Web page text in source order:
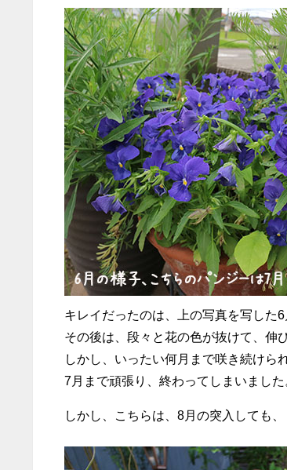
キレイだったのは、上の写真を写した6
その後は、段々と花の色が抜けて、伸
しかし、いったい何月まで咲き続けら
7月まで頑張り、終わってしまいました
しかし、こちらは、8月の突入しても、